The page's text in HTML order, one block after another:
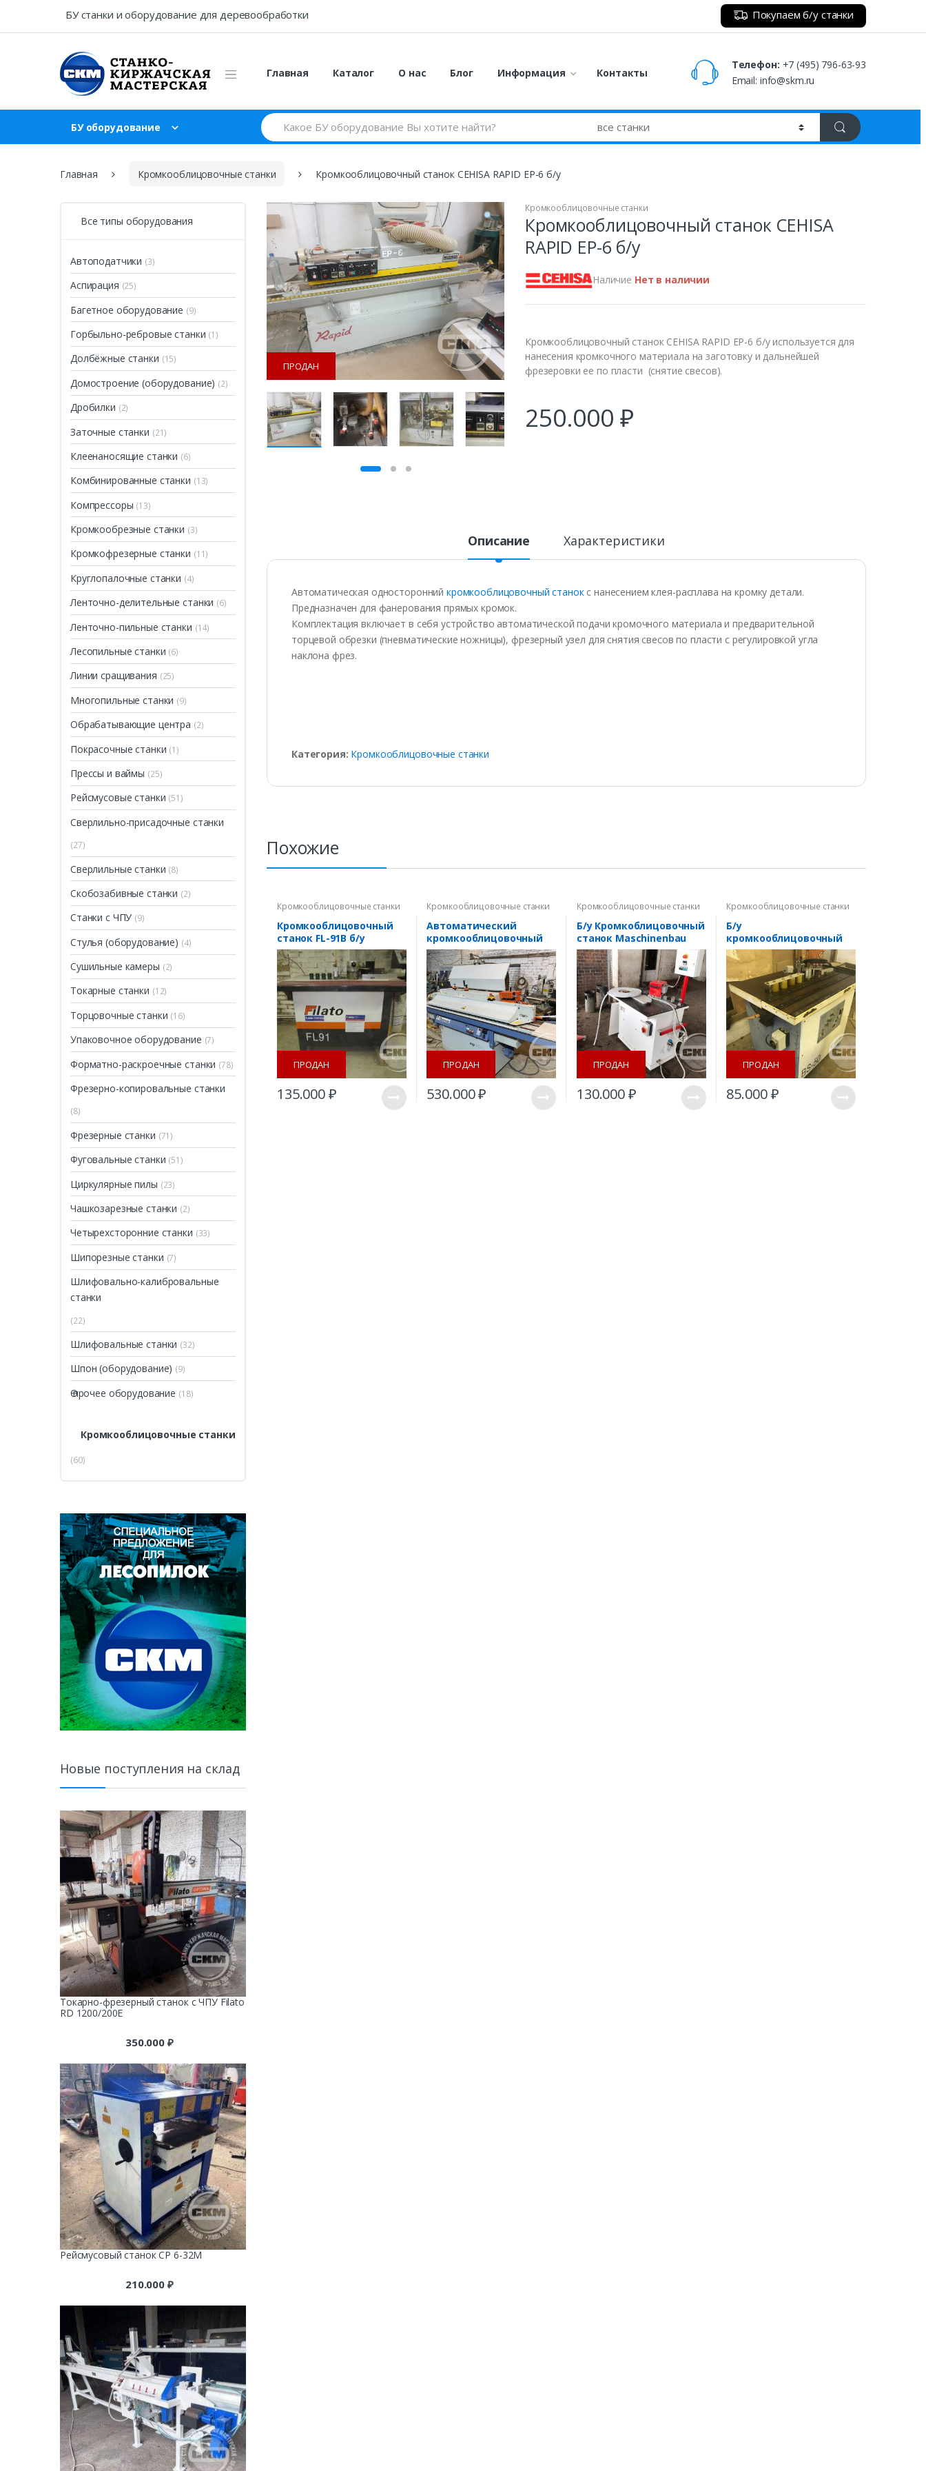
БУ станки и оборудование для деревообработки Покупаем б/у станки
Главная Каталог О нас Блог Информация Контакты
Телефон: +7 (495) 796-63-93
Email: info@skm.ru
БУ оборудование
Search
for:
Главная Кромкооблицовочные станки Кромкооблицовочный станок CEHISA RAPID EP-6 б/у
ПРОДАН
Кромкооблицовочные станки
Кромкооблицовочный станок CEHISA
RAPID EP-6 б/у
Наличие Нет в наличии
Кромкооблицовочный станок CEHISA RAPID EP-6 б/у используется для
нанесения кромкочного материала на заготовку и дальнейшей
фрезеровки ее по пласти (снятие свесов).
250.000 ₽
Описание Характеристики
Автоматическая односторонний кромкооблицовочный станокс нанесением клея-расплава на кромку детали.
Предназначен для фанерования прямых кромок.
Комплектация включает в себя устройство автоматической подачи кромочного материала и предварительной
торцевой обрезки (пневматические ножницы), фрезерный узел для снятия свесов по пласти с регулировкой угла
наклона фрез.
Категория: Кромкооблицовочные станки
Похожие
Кромкооблицовочные станки
Кромкооблицовочный
станок FL-91B б/у
ПРОДАН
135.000₽
Кромкооблицовочные станки
Автоматический
кромкооблицовочный
станок TOP 2000 Hebrock
plus
ПРОДАН
530.000₽
Кромкооблицовочные станки
Б/у Кромкоблицовочный
станок Maschinenbau
Lange B 56K
ПРОДАН
130.000₽
Кромкооблицовочные станки
Б/у
кромкооблицовочный
станок ITALMAC BS-50
ПРОДАН
85.000₽
Все типы оборудования
Автоподатчики (3)
Аспирация (25)
Багетное оборудование (9)
Горбыльно-ребровые станки (1)
Долбёжные станки (15)
Домостроение (оборудование) (2)
Дробилки (2)
Заточные станки (21)
Клеенаносящие станки (6)
Комбинированные станки (13)
Компрессоры (13)
Кромкообрезные станки (3)
Кромкофрезерные станки (11)
Круглопалочные станки (4)
Ленточно-делительные станки (6)
Ленточно-пильные станки (14)
Лесопильные станки (6)
Линии сращивания (25)
Многопильные станки (9)
Обрабатывающие центра (2)
Покрасочные станки (1)
Прессы и ваймы (25)
Рейсмусовые станки (51)
Сверлильно-присадочные станки
(27)
Сверлильные станки (8)
Скобозабивные станки (2)
Станки с ЧПУ (9)
Стулья (оборудование) (4)
Сушильные камеры (2)
Токарные станки (12)
Торцовочные станки (16)
Упаковочное оборудование (7)
Форматно-раскроечные станки (78)
Фрезерно-копировальные станки
(8)
Фрезерные станки (71)
Фуговальные станки (51)
Циркулярные пилы (23)
Чашкозарезные станки (2)
Четырехсторонние станки (33)
Шипорезные станки (7)
Шлифовально-калибровальные
станки
(22)
Шлифовальные станки (32)
Шпон (оборудование) (9)
Ѳ прочее оборудование (18)
Кромкооблицовочные станки
(60)
Новые поступления на склад
Токарно-фрезерный станок с ЧПУ Filato
RD 1200/200E
350.000 ₽
Рейсмусовый станок СР 6-32М
210.000 ₽